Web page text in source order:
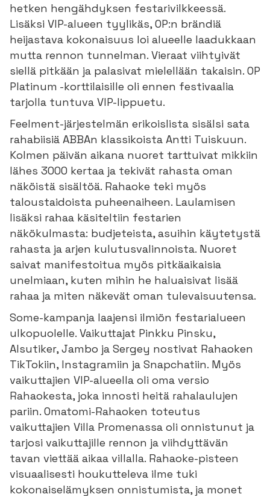
hetken hengähdyksen festarivilkkeessä.
Lisäksi VIP-alueen tyylikäs, OP:n brändiä
heijastava kokonaisuus loi alueelle laadukkaan
mutta rennon tunnelman. Vieraat viihtyivät
siellä pitkään ja palasivat mielellään takaisin. OP
Platinum -korttilaisille oli ennen festivaalia
tarjolla tuntuva VIP-lippuetu.
Feelment-järjestelmän erikoislista sisälsi sata
rahabiisiä ABBAn klassikoista Antti Tuiskuun.
Kolmen päivän aikana nuoret tarttuivat mikkiin
lähes 3000 kertaa ja tekivät rahasta oman
näköistä sisältöä. Rahaoke teki myös
taloustaidoista puheenaiheen. Laulamisen
lisäksi rahaa käsiteltiin festarien
näkökulmasta: budjeteista, asuihin käytetystä
rahasta ja arjen kulutusvalinnoista. Nuoret
saivat manifestoitua myös pitkäaikaisia
unelmiaan, kuten mihin he haluaisivat lisää
rahaa ja miten näkevät oman tulevaisuutensa.
Some-kampanja laajensi ilmiön festarialueen
ulkopuolelle. Vaikuttajat Pinkku Pinsku,
Alsutiker, Jambo ja Sergey nostivat Rahaoken
TikTokiin, Instagramiin ja Snapchatiin. Myös
vaikuttajien VIP-alueella oli oma versio
Rahaokesta, joka innosti heitä rahalaulujen
pariin. Omatomi-Rahaoken toteutus
vaikuttajien Villa Promenassa oli onnistunut ja
tarjosi vaikuttajille rennon ja viihdyttävän
tavan viettää aikaa villalla. Rahaoke-pisteen
visuaalisesti houkutteleva ilme tuki
kokonaiselämyksen onnistumista, ja monet